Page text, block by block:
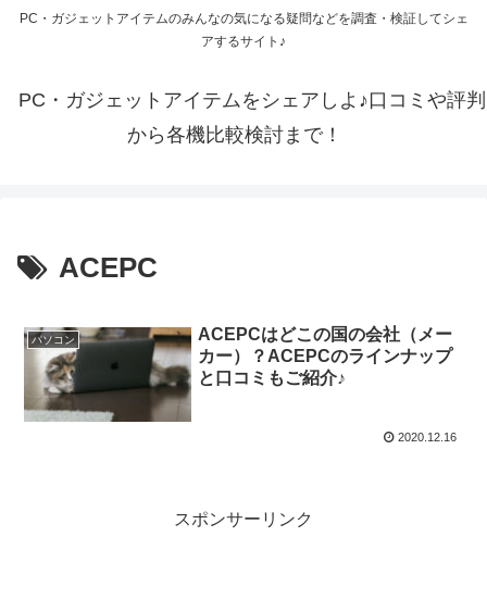
PC・ガジェットアイテムのみんなの気になる疑問などを調査・検証してシェ
アするサイト♪
PC・ガジェットアイテムをシェアしよ♪口コミや評判
から各機比較検討まで！
ACEPC
パソコン
ACEPCはどこの国の会社（メー
カー）？ACEPCのラインナップ
と口コミもご紹介♪
2020.12.16
スポンサーリンク